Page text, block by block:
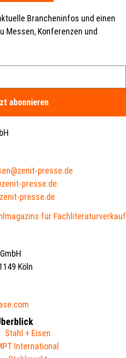
Brancheninfos und einen
Messen, Konferenzen und
abonnieren
presse.de
presse.de
presse.de
Köln
Stahl + Eisen
International